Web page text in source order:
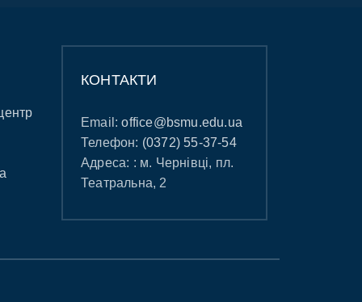
КОНТАКТИ
Email:office@bsmu.edu.ua
Телефон: (0372) 55-37-54
Адреса: : м. Чернівці, пл.
Театральна, 2